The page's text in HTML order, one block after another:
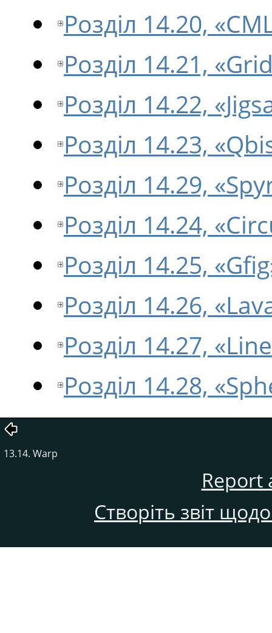
Розділ 14.20,
Розділ 14.21,
Розділ 14.22,
Розділ 14.23,
Розділ 14.29,
Розділ 14.24,
Розділ 14.25,
Розділ 14.26,
Розділ 14.27,
Розділ 14.28,
13.14. Warp
Report
Створіть звіт